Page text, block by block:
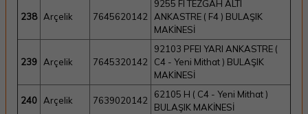
238 Arçelik 7645620142
9255 FI TEZGAH ALTI
ANKASTRE ( F4 ) BULAŞIK
MAKİNESİ
239 Arçelik 7645320142
92103 PFEI YARI ANKASTRE (
C4 - Yeni Mithat ) BULAŞIK
MAKİNESİ
240 Arçelik 7639020142
62105 H ( C4 - Yeni Mithat )
BULAŞIK MAKİNESİ